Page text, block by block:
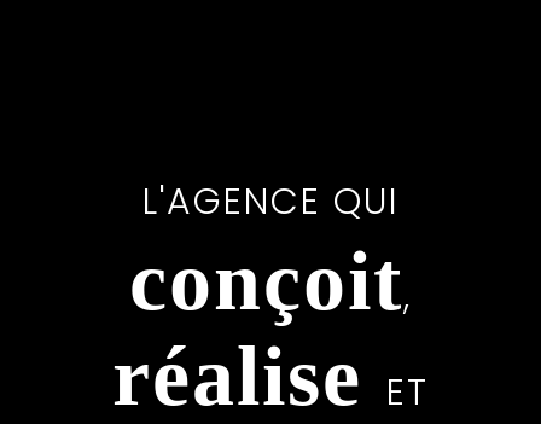
L'AGENCE QUI
conçoit,
réalise ET